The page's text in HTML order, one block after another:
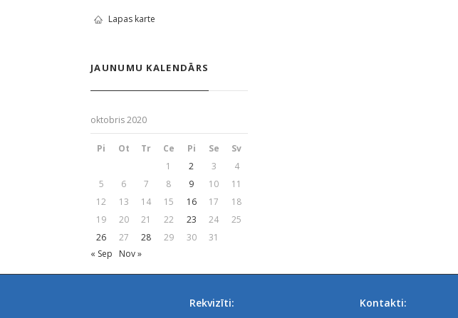
Lapas karte
JAUNUMU KALENDĀRS
oktobris 2020
Pi Ot Tr Ce Pi Se
Sv
1
2 3
4
5
6 7 8 9 10
11
12
13 14 15 16 17
18
19
20 21 22 23 24
25
26
27 28 29 30
31
« Sep
Nov »
Rekvizīti: Kontakti: